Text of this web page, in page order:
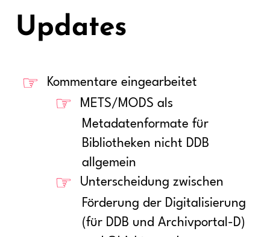
Updates
Kommentare eingearbeitet
METS/MODS als
Metadatenformate für
Bibliotheken nicht DDB
allgemein
Unterscheidung zwischen
Förderung der Digitalisierung
(für DDB und Archivportal-D)